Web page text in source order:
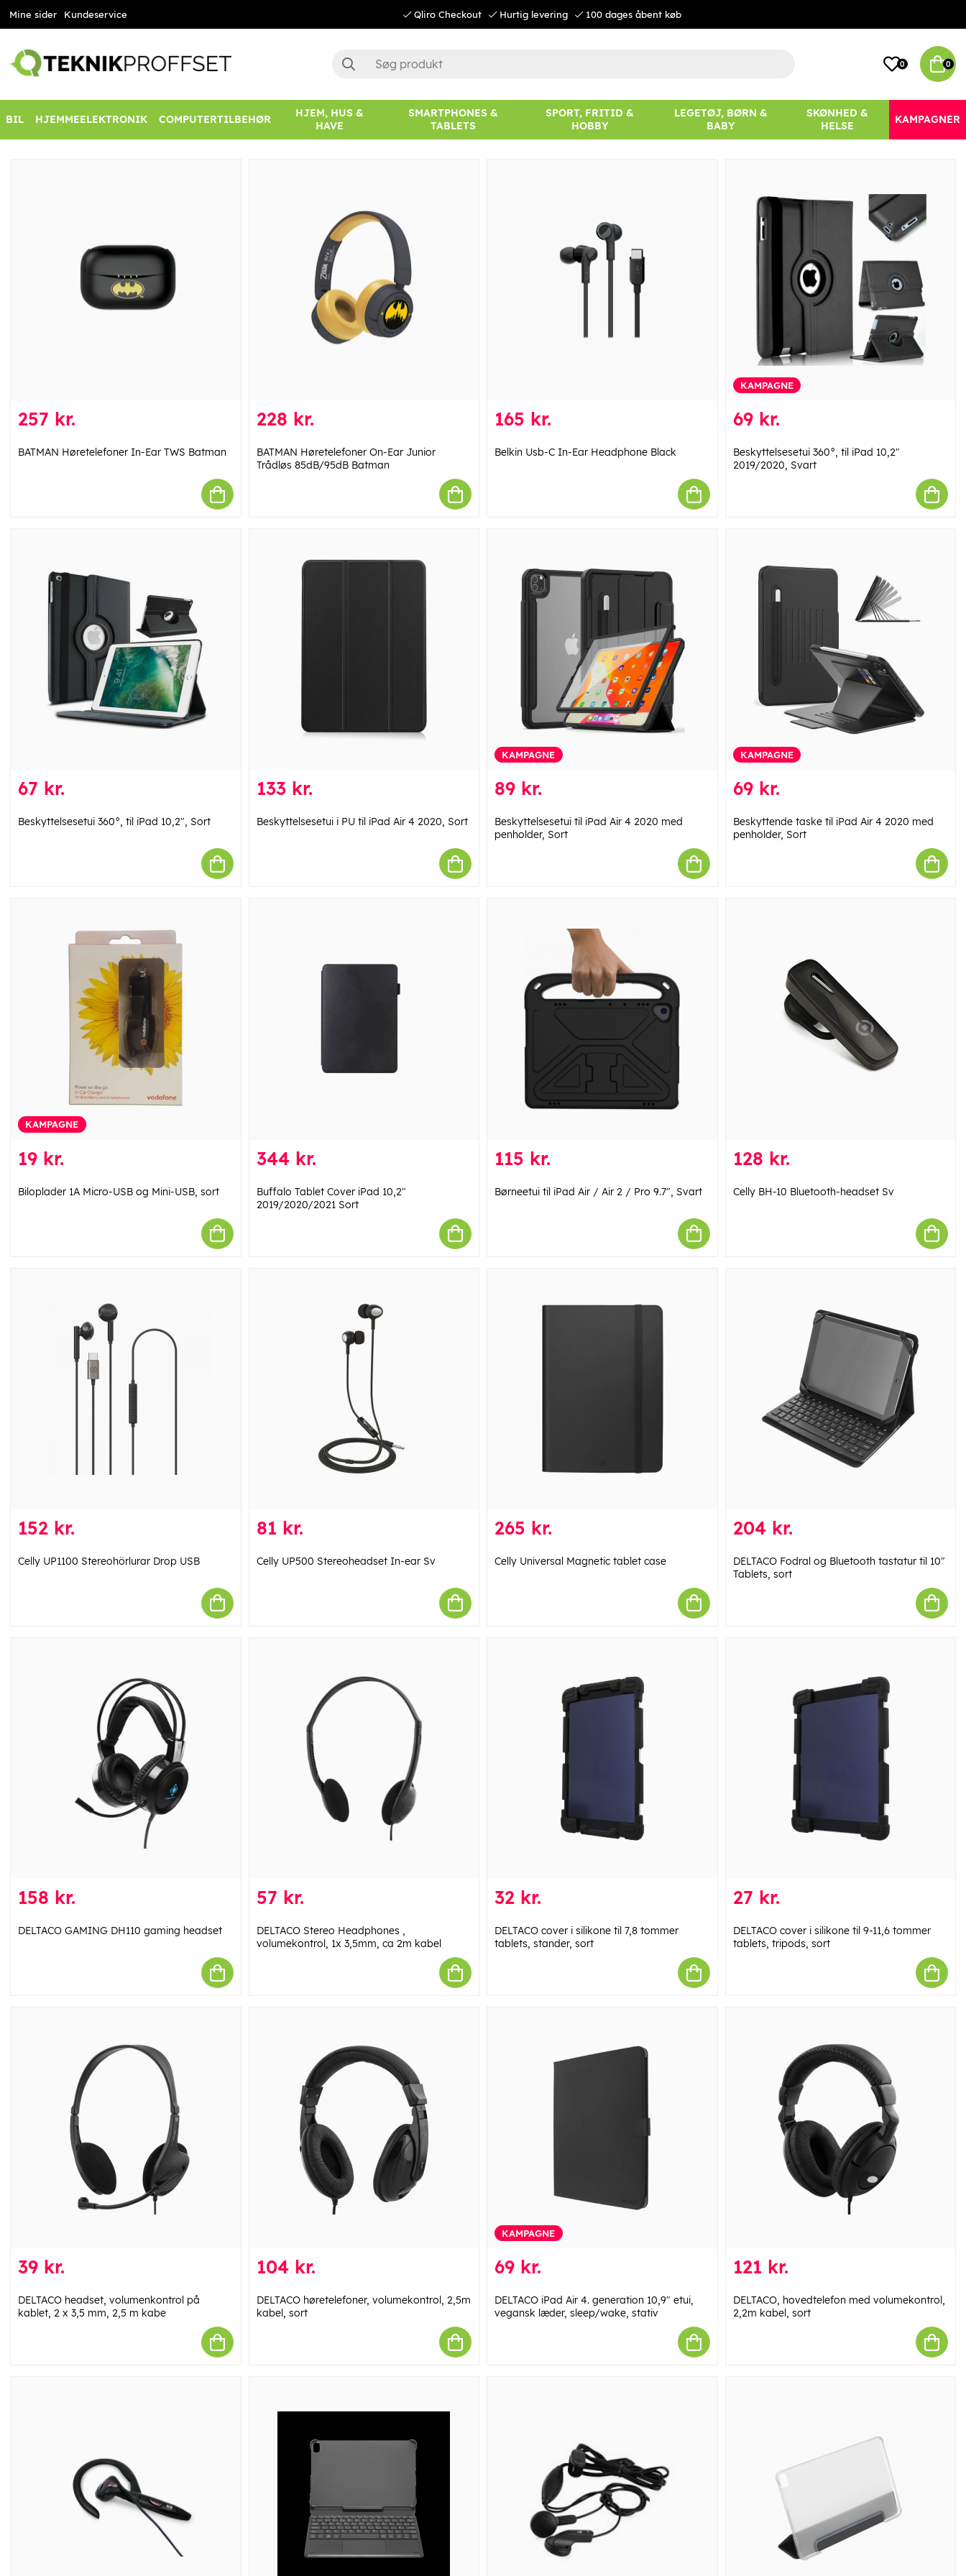
Mine sider Kundeservice Qliro Checkout Hurtig levering 100 dages åbent køb
0 0
BIL HJEMMEELEKTRONIK COMPUTERTILBEHØR
HJEM, HUS &
HAVE
SMARTPHONES &
TABLETS
SPORT, FRITID &
HOBBY
LEGETØJ, BØRN &
BABY
SKØNHED &
HELSE
KAMPAGNER
257 kr.
BATMAN Høretelefoner In-Ear TWS Batman
228 kr.
BATMAN Høretelefoner On-Ear Junior
Trådløs 85dB/95dB Batman
165 kr.
Belkin Usb-C In-Ear Headphone Black
KAMPAGNE
69 kr.
Beskyttelsesetui 360°, til iPad 10,2"
2019/2020, Svart
67 kr.
Beskyttelsesetui 360°, til iPad 10,2", Sort
133 kr.
Beskyttelsesetui i PU til iPad Air 4 2020, Sort
KAMPAGNE
89 kr.
Beskyttelsesetui til iPad Air 4 2020 med
penholder, Sort
KAMPAGNE
69 kr.
Beskyttende taske til iPad Air 4 2020 med
penholder, Sort
KAMPAGNE
19 kr.
Biloplader 1A Micro-USB og Mini-USB, sort
344 kr.
Buffalo Tablet Cover iPad 10,2"
2019/2020/2021 Sort
115 kr.
Børneetui til iPad Air / Air 2 / Pro 9.7", Svart
128 kr.
Celly BH-10 Bluetooth-headset Sv
152 kr.
Celly UP1100 Stereohörlurar Drop USB
81 kr.
Celly UP500 Stereoheadset In-ear Sv
265 kr.
Celly Universal Magnetic tablet case
204 kr.
DELTACO Fodral og Bluetooth tastatur til 10"
Tablets, sort
158 kr.
DELTACO GAMING DH110 gaming headset
57 kr.
DELTACO Stereo Headphones ,
volumekontrol, 1x 3,5mm, ca 2m kabel
32 kr.
DELTACO cover i silikone til 7,8 tommer
tablets, stander, sort
27 kr.
DELTACO cover i silikone til 9-11,6 tommer
tablets, tripods, sort
39 kr.
DELTACO headset, volumenkontrol på
kablet, 2 x 3,5 mm, 2,5 m kabe
104 kr.
DELTACO høretelefoner, volumekontrol, 2,5m
kabel, sort
KAMPAGNE
69 kr.
DELTACO iPad Air 4. generation 10,9" etui,
vegansk læder, sleep/wake, stativ
121 kr.
DELTACO, hovedtelefon med volumekontrol,
2,2m kabel, sort